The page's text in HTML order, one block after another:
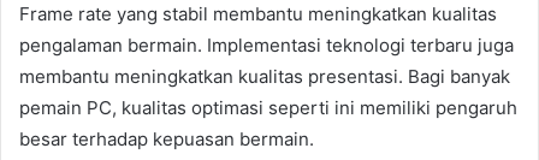
Frame rate yang stabil membantu meningkatkan kualitas
pengalaman bermain. Implementasi teknologi terbaru juga
membantu meningkatkan kualitas presentasi. Bagi banyak
pemain PC, kualitas optimasi seperti ini memiliki pengaruh
besar terhadap kepuasan bermain.